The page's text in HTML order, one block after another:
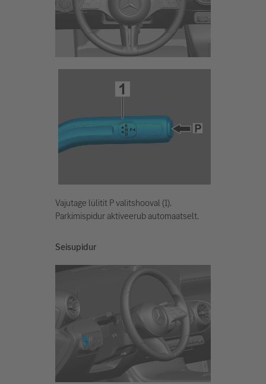
Vajutage lülitit P valitshooval (1).
Parkimispidur aktiveerub automaatselt.
Seisupidur